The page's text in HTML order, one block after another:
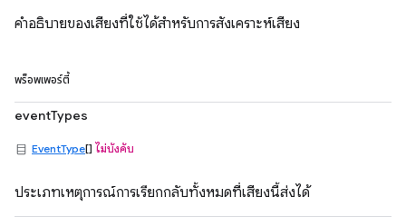
คำอธิบายของเสียงที่ใช้ได้สำหรับการสังเคราะห์เสียง
พร็อพเพอร์ตี้
eventTypes
EventType[] ไม่บังคับ
ประเภทเหตุการณ์การเรียกกลับทั้งหมดที่เสียงนี้ส่งได้